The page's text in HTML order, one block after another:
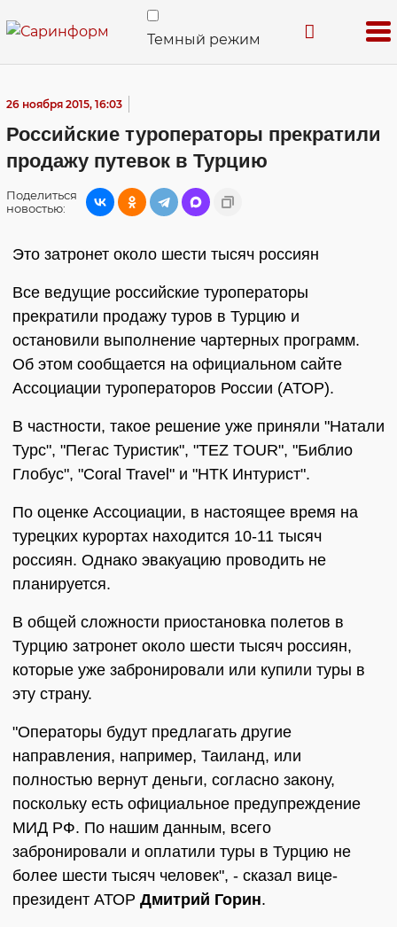
Темный режим
26 ноября 2015, 16:03
Российские туроператоры прекратили
продажу путевок в Турцию
Поделиться
новостью:
Это затронет около шести тысяч россиян
Все ведущие российские туроператоры
прекратили продажу туров в Турцию и
остановили выполнение чартерных программ.
Об этом сообщается на официальном сайте
Ассоциации туроператоров России (АТОР).
В частности, такое решение уже приняли "Натали
Турс", "Пегас Туристик", "TEZ TOUR", "Библио
Глобус", "Coral Travel" и "НТК Интурист".
По оценке Ассоциации, в настоящее время на
турецких курортах находится 10-11 тысяч
россиян. Однако эвакуацию проводить не
планируется.
В общей сложности приостановка полетов в
Турцию затронет около шести тысяч россиян,
которые уже забронировали или купили туры в
эту страну.
"Операторы будут предлагать другие
направления, например, Таиланд, или
полностью вернут деньги, согласно закону,
поскольку есть официальное предупреждение
МИД РФ. По нашим данным, всего
забронировали и оплатили туры в Турцию не
более шести тысяч человек", - сказал вице-
президент АТОР Дмитрий Горин.